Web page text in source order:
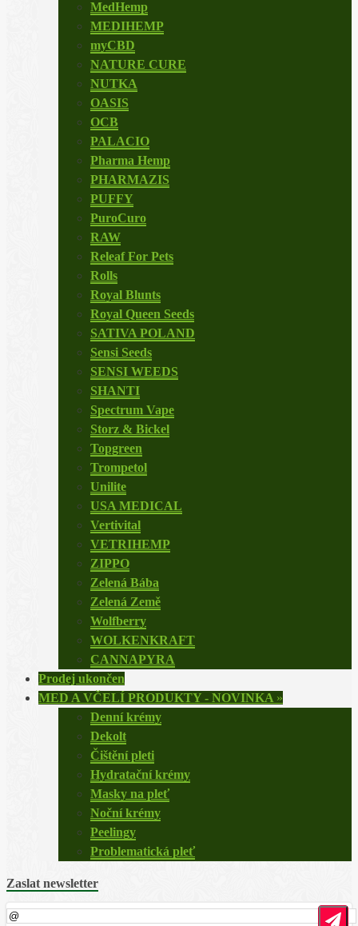
MedHemp
MEDIHEMP
myCBD
NATURE CURE
NUTKA
OASIS
OCB
PALACIO
Pharma Hemp
PHARMAZIS
PUFFY
PuroCuro
RAW
Releaf For Pets
Rolls
Royal Blunts
Royal Queen Seeds
SATIVA POLAND
Sensi Seeds
SENSI WEEDS
SHANTI
Spectrum Vape
Storz & Bickel
Topgreen
Trompetol
Unilite
USA MEDICAL
Vertivital
VETRIHEMP
ZIPPO
Zelená Bába
Zelená Země
Wolfberry
WOLKENKRAFT
CANNAPYRA
Prodej ukončen
MED A VČELÍ PRODUKTY - NOVINKA »
Denní krémy
Dekolt
Čištění pleti
Hydratační krémy
Masky na pleť
Noční krémy
Peelingy
Problematická pleť
Zaslat newsletter